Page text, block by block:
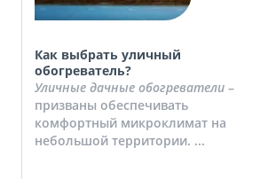
Как выбрать уличный
обогреватель?
Уличные дачные обогреватели –
призваны обеспечивать
комфортный микроклимат на
небольшой территории. ...